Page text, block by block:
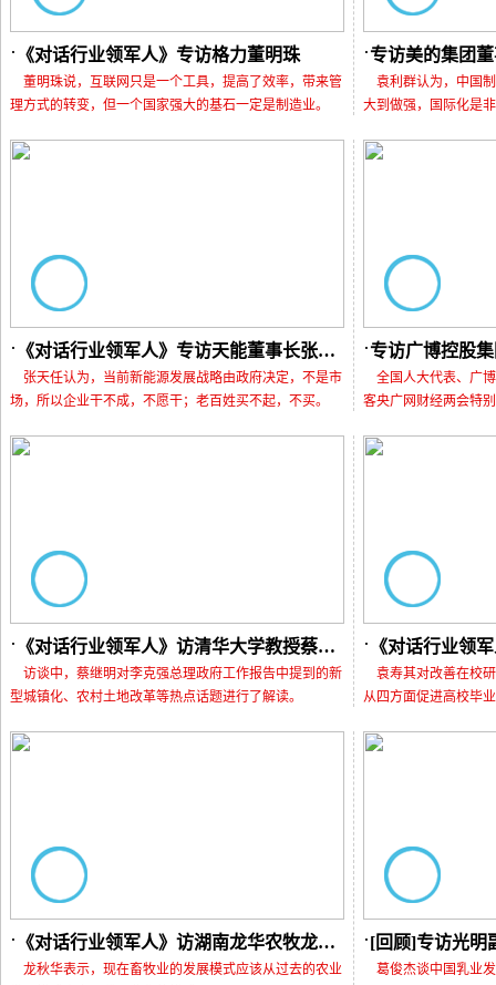
《对话行业领军人》专访格力董明珠
董明珠说，互联网只是一个工具，提高了效率，带来管
理方式的转变，但一个国家强大的基石一定是制造业。
专访美的集团
袁利群认为，中国
大到做强，国际化是
《对话行业领军人》专访天能董事长张天任
张天任认为，当前新能源发展战略由政府决定，不是市
场，所以企业干不成，不愿干；老百姓买不起，不买。
专访广博控股
全国人大代表、广
客央广网财经两会特
《对话行业领军人》访清华大学教授蔡继明
访谈中，蔡继明对李克强总理政府工作报告中提到的新
型城镇化、农村土地改革等热点话题进行了解读。
袁寿其对改善在校
从四方面促进高校毕
《对话行业领军人》访湖南龙华农牧龙秋华
龙秋华表示，现在畜牧业的发展模式应该从过去的农业
[回顾]专访光明
葛俊杰谈中国乳业